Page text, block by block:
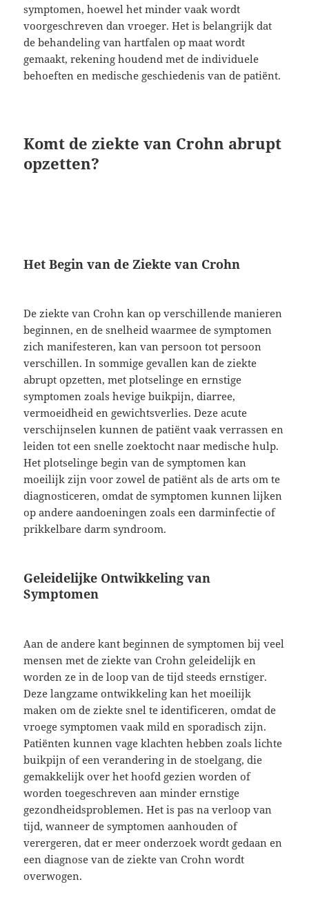
symptomen, hoewel het minder vaak wordt
voorgeschreven dan vroeger. Het is belangrijk dat
de behandeling van hartfalen op maat wordt
gemaakt, rekening houdend met de individuele
behoeften en medische geschiedenis van de patiënt.
Komt de ziekte van Crohn abrupt
opzetten?
Het Begin van de Ziekte van Crohn
De ziekte van Crohn kan op verschillende manieren
beginnen, en de snelheid waarmee de symptomen
zich manifesteren, kan van persoon tot persoon
verschillen. In sommige gevallen kan de ziekte
abrupt opzetten, met plotselinge en ernstige
symptomen zoals hevige buikpijn, diarree,
vermoeidheid en gewichtsverlies. Deze acute
verschijnselen kunnen de patiënt vaak verrassen en
leiden tot een snelle zoektocht naar medische hulp.
Het plotselinge begin van de symptomen kan
moeilijk zijn voor zowel de patiënt als de arts om te
diagnosticeren, omdat de symptomen kunnen lijken
op andere aandoeningen zoals een darminfectie of
prikkelbare darm syndroom.
Geleidelijke Ontwikkeling van
Symptomen
Aan de andere kant beginnen de symptomen bij veel
mensen met de ziekte van Crohn geleidelijk en
worden ze in de loop van de tijd steeds ernstiger.
Deze langzame ontwikkeling kan het moeilijk
maken om de ziekte snel te identificeren, omdat de
vroege symptomen vaak mild en sporadisch zijn.
Patiënten kunnen vage klachten hebben zoals lichte
buikpijn of een verandering in de stoelgang, die
gemakkelijk over het hoofd gezien worden of
worden toegeschreven aan minder ernstige
gezondheidsproblemen. Het is pas na verloop van
tijd, wanneer de symptomen aanhouden of
verergeren, dat er meer onderzoek wordt gedaan en
een diagnose van de ziekte van Crohn wordt
overwogen.